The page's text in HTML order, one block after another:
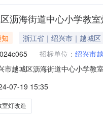
沥海街道中心小学教
浙江省｜绍兴市｜越城区
招标单位： 绍兴市
市越城区沥海街道中心小学教
：序号项目名称中标单位名称
期限为
07-19 15:35
室灯改造